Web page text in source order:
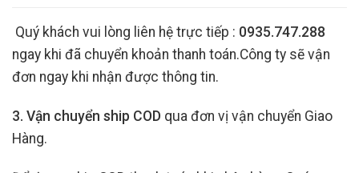
Quý khách vui lòng liên hệ trực tiếp : 0935.747.288
ngay khi đã chuyển khoản thanh toán.Công ty sẽ vận
đơn ngay khi nhận được thông tin.
3. Vận chuyển ship COD qua đơn vị vận chuyển Giao
Hàng.